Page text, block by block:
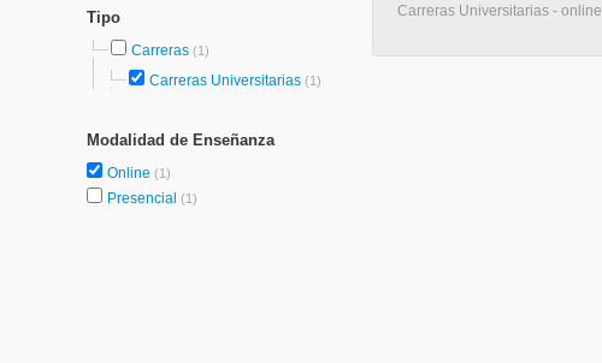
Tipo
Carreras (1)
Carreras Universitarias (1)
Modalidad de Enseñanza
Online (1)
Presencial (1)
Carreras Universitarias - online